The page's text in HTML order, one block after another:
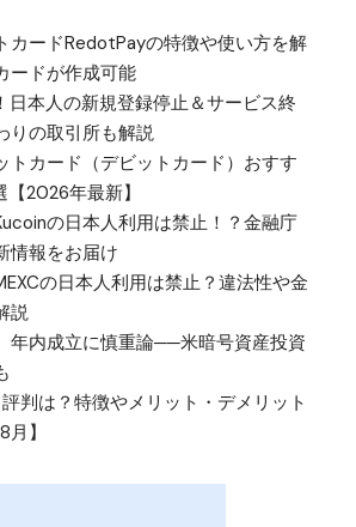
カードRedotPayの特徴や使い方を解
ードが作成可能
本人の新規登録停止＆サービス終
の取引所も解説
トカード（デビットカード）おすす
2026年最新】
の日本人利用は禁止！？金融庁
情報をお届け
の日本人利用は禁止？違法性や金
説
年内成立に慎重論──米暗号資産投資
判は？特徴やメリット・デメリット
】